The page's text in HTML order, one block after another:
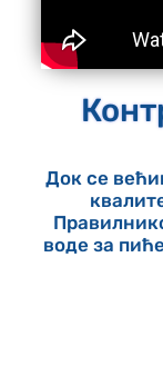
Док се
воде за